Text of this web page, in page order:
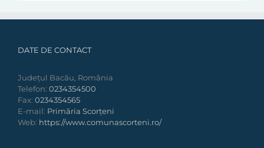
DATE DE CONTACT
Județul Bacău, România
Telefon: 0234354500
Fax: 0234354565
E-mail: Primăria Scorțeni
Web: https://www.comunascorteni.ro/